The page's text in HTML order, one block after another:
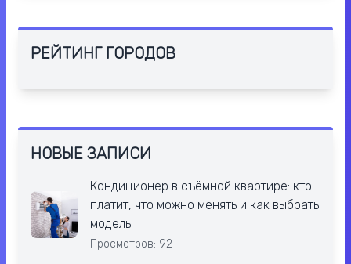
РЕЙТИНГ ГОРОДОВ
НОВЫЕ ЗАПИСИ
Кондиционер в съёмной квартире: кто
платит, что можно менять и как выбрать
модель
Просмотров: 92